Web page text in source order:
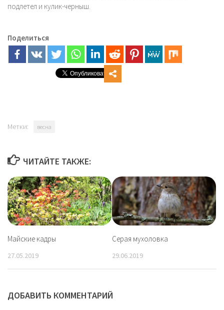
подлетел и кулик-черныш.
Поделиться
Метки: весна
ЧИТАЙТЕ ТАКЖЕ:
Майские кадры
27.05.2019
Серая мухоловка
29.06.2019
ДОБАВИТЬ КОММЕНТАРИЙ